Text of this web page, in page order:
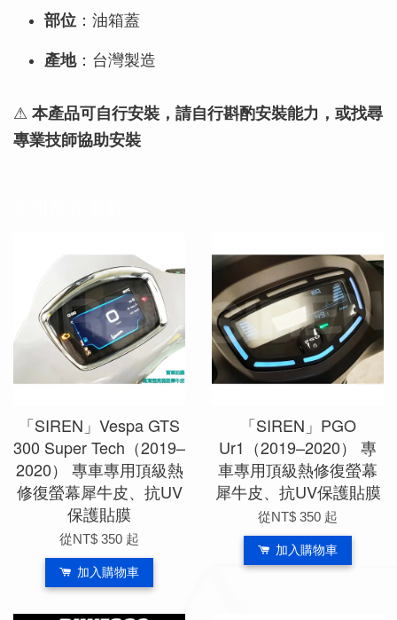
部位 ：油箱蓋
產地：台灣製造
⚠ 本產品可自行安裝，請自行斟酌安裝能力，或找尋
專業技師協助安裝
「SIREN」Vespa GTS
300 Super Tech（2019–
2020） 專車專用頂級熱
修復螢幕犀牛皮、抗UV
保護貼膜
從NT$ 350 起
加入購物車
「SIREN」PGO
Ur1（2019–2020） 專
車專用頂級熱修復螢幕
犀牛皮、抗UV保護貼膜
從NT$ 350 起
加入購物車